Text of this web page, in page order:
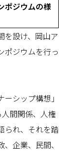
ポジウムの様
を設け、岡山ア
ポジウムを行っ
シップ構想」
間関係、人権
られ、それを踏
企業、民間、